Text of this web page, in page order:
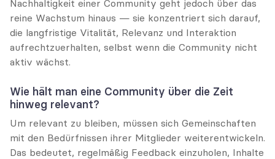
Nachhaltigkeit einer Community geht jedoch über das
reine Wachstum hinaus — sie konzentriert sich darauf,
die langfristige Vitalität, Relevanz und Interaktion
aufrechtzuerhalten, selbst wenn die Community nicht
aktiv wächst.
Wie hält man eine Community über die Zeit
hinweg relevant?
Um relevant zu bleiben, müssen sich Gemeinschaften
mit den Bedürfnissen ihrer Mitglieder weiterentwickeln.
Das bedeutet, regelmäßig Feedback einzuholen, Inhalte